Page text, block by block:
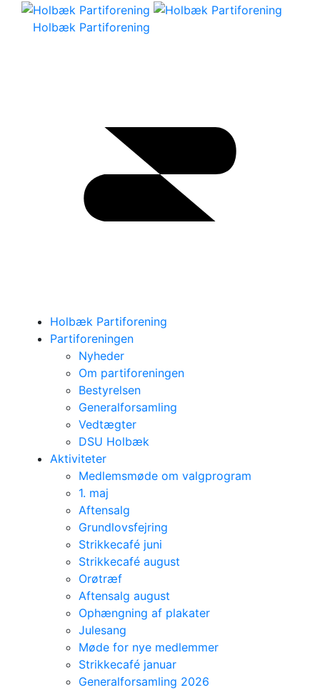
Holbæk Partiforening
Holbæk Partiforening
Partiforeningen
Nyheder
Om partiforeningen
Bestyrelsen
Generalforsamling
Vedtægter
DSU Holbæk
Aktiviteter
Medlemsmøde om valgprogram
1. maj
Aftensalg
Grundlovsfejring
Strikkecafé juni
Strikkecafé august
Orøtræf
Aftensalg august
Ophængning af plakater
Julesang
Møde for nye medlemmer
Strikkecafé januar
Generalforsamling 2026